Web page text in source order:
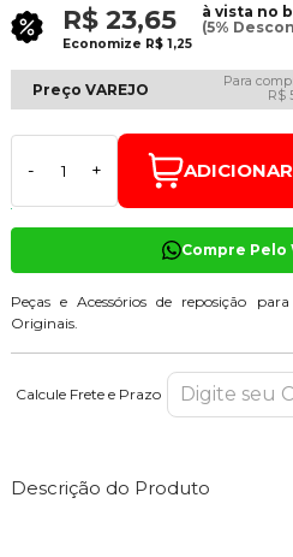
R$ 23,65
à vista no
(5%
Economize R$ 1,25
Preço VAREJO
Para
R$
- +
Compre Pelo
Peças e Acessórios de reposição
Originais.
Calcule Frete e Prazo
Descrição do Produto